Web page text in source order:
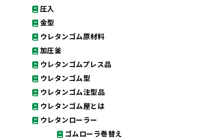
圧入
金型
ウレタンゴム原材料
加圧釜
ウレタンゴムプレス品
ウレタンゴム型
ウレタンゴム注型品
ウレタンゴム屋とは
ウレタンローラー
ゴムローラ巻替え